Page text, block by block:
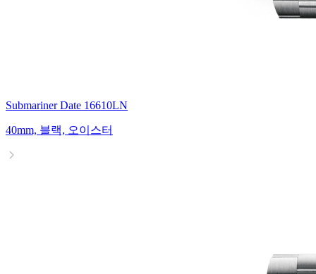
Submariner Date 16610LN
40mm, 블랙, 오이스터